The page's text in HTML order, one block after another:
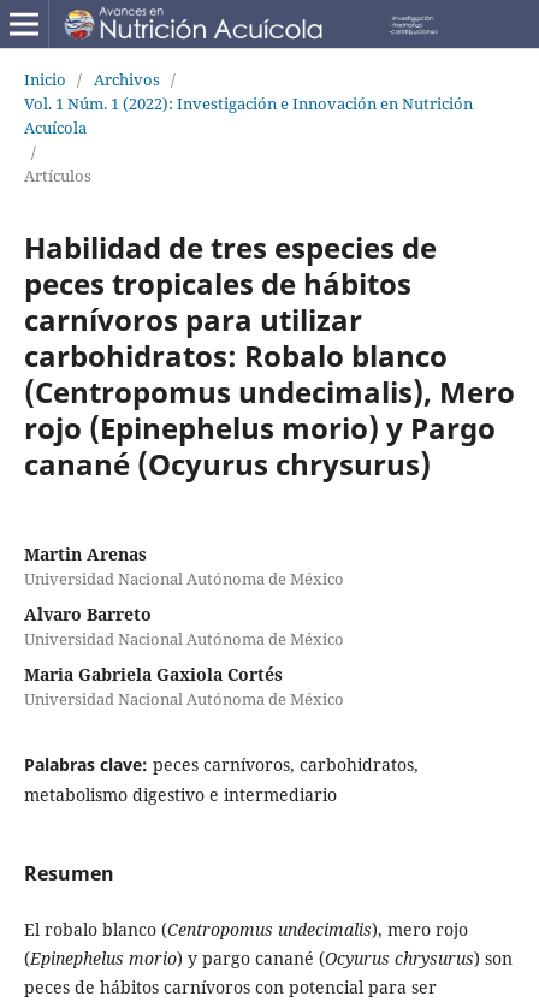
Inicio / Archivos /
Vol. 1 Núm. 1 (2022): Investigación e Innovación en Nutrición
Acuícola
/
Artículos
Habilidad de tres especies de
peces tropicales de hábitos
carnívoros para utilizar
carbohidratos: Robalo blanco
(Centropomus undecimalis), Mero
rojo (Epinephelus morio) y Pargo
canané (Ocyurus chrysurus)
Martin Arenas
Universidad Nacional Autónoma de México
Alvaro Barreto
Universidad Nacional Autónoma de México
Maria Gabriela Gaxiola Cortés
Universidad Nacional Autónoma de México
Palabras clave: peces carnívoros, carbohidratos,
metabolismo digestivo e intermediario
Resumen
El robalo blanco (Centropomus undecimalis), mero rojo
(Epinephelus morio) y pargo canané (Ocyurus chrysurus) son
peces de hábitos carnívoros con potencial para ser